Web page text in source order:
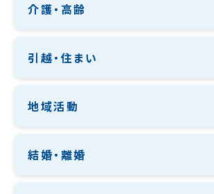
介護・高齢
引越・住まい
地域活動
結婚・離婚